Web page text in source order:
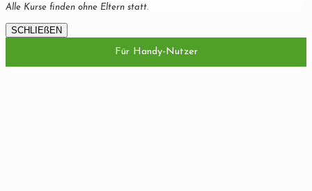
Alle Kurse finden ohne Eltern statt.
SCHLIEßEN
Für Handy-Nutzer